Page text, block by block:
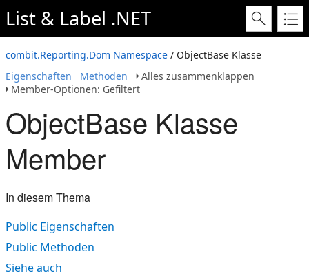
List & Label .NET
combit.Reporting.Dom Namespace / ObjectBase Klasse
Eigenschaften
Methoden
Alles zusammenklappen
Member-Optionen: Gefiltert
ObjectBase Klasse
Member
In diesem Thema
Public Eigenschaften
Public Methoden
Siehe auch